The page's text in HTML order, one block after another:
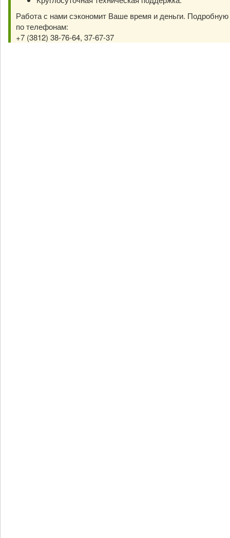
Работа с нами сэкономит Ваше время и деньги.
по телефонам:
+7 (3812) 38-76-64, 37-67-37